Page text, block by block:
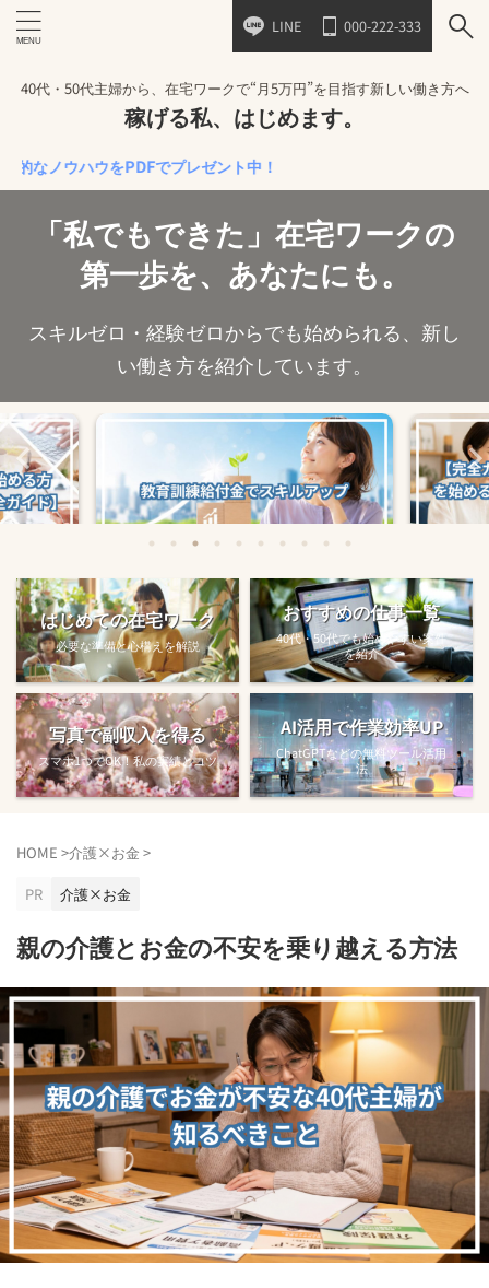
LINE 000-222-333
40代・50代主婦から、在宅ワークで“月5万円”を目指す新しい働き方へ
稼げる私、はじめます。
ハウをPDFでプレゼント中！
「私でもできた」在宅ワークの
第一歩を、あなたにも。
スキルゼロ・経験ゼロからでも始められる、新し
い働き方を紹介しています。
る方法
教育訓練給付金で賢くスキルアップする
方法【主婦でも使え...
【完全ガ
はじめての在宅ワーク
必要な準備と心構えを解説
おすすめの仕事一覧
40代・50代でも始めやすい案件
を紹介
写真で副収入を得る
スマホ1つでOK！私の実績とコツ
AI活用で作業効率UP
ChatGPTなどの無料ツール活用
法
HOME >介護×お金 >
PR
介護×お金
親の介護とお金の不安を乗り越える方法